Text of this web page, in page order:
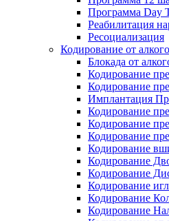
Программа Day
Реабилитация
Ресоциализация
Кодирование от
Блокада от
Кодирование
Кодирование
Имплантация
Кодирование
Кодирование
Кодирование
Кодирование
Кодирование
Кодирование
Кодирование
Кодирование
Кодирование